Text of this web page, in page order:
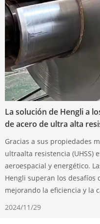
La solución de Hengli a
de acero de ultra alta
Gracias a sus propiedades
ultraalta resistencia (UHSS)
aeroespacial y energético.
Hengli superan los desafíos
mejorando la eficiencia y la
2024/11/29